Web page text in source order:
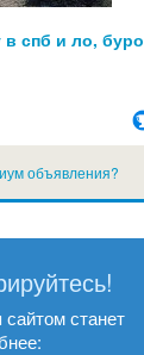
спб и ло, буро
объявления?
станет